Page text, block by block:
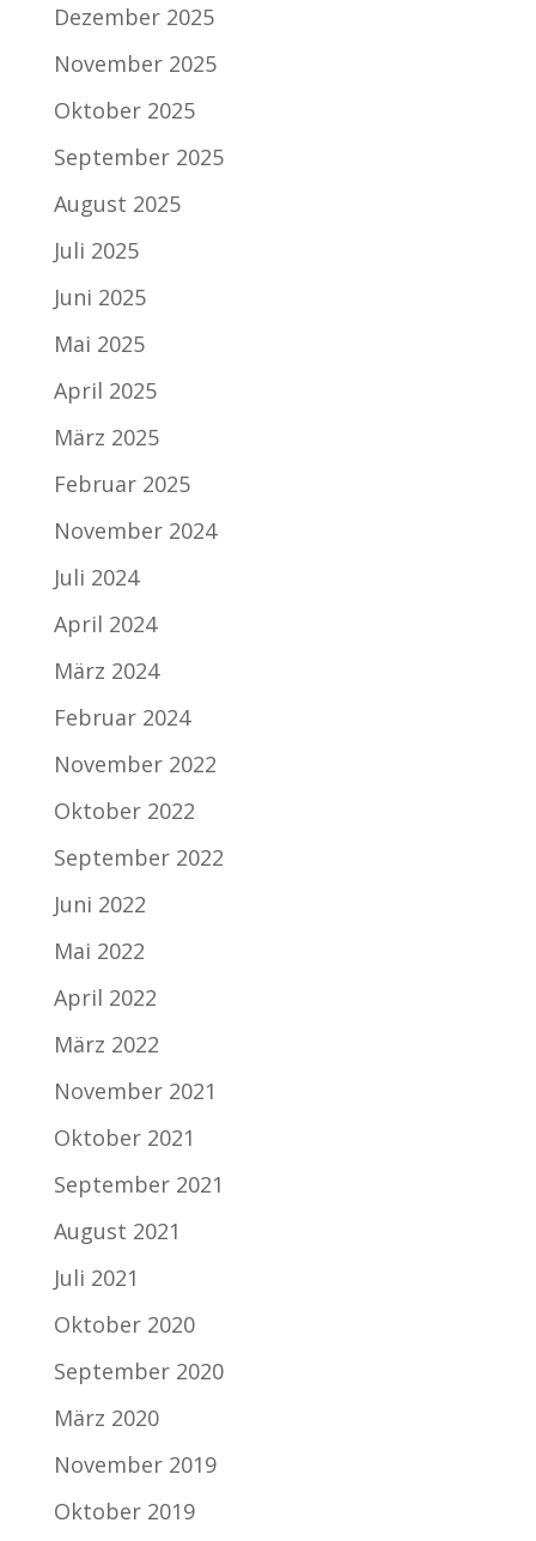
Dezember 2025
November 2025
Oktober 2025
September 2025
August 2025
Juli 2025
Juni 2025
Mai 2025
April 2025
März 2025
Februar 2025
November 2024
Juli 2024
April 2024
März 2024
Februar 2024
November 2022
Oktober 2022
September 2022
Juni 2022
Mai 2022
April 2022
März 2022
November 2021
Oktober 2021
September 2021
August 2021
Juli 2021
Oktober 2020
September 2020
März 2020
November 2019
Oktober 2019